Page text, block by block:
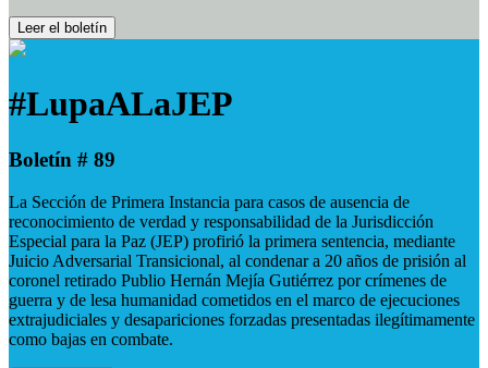
Leer el boletín
#LupaALaJEP
Boletín # 89
La Sección de Primera Instancia para casos de ausencia de
reconocimiento de verdad y responsabilidad de la Jurisdicción
Especial para la Paz (JEP) profirió la primera sentencia, mediante
Juicio Adversarial Transicional, al condenar a 20 años de prisión al
coronel retirado Publio Hernán Mejía Gutiérrez por crímenes de
guerra y de lesa humanidad cometidos en el marco de ejecuciones
extrajudiciales y desapariciones forzadas presentadas ilegítimamente
como bajas en combate.